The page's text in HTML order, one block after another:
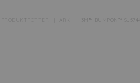
3M™ BUMPON™